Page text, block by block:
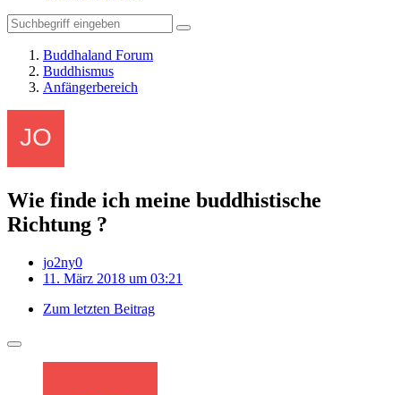
Buddhaland Forum
Buddhismus
Anfängerbereich
Wie finde ich meine buddhistische
Richtung ?
jo2ny0
11. März 2018 um 03:21
Zum letzten Beitrag